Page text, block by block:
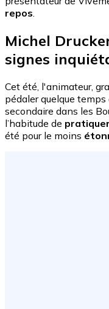
repos.
Michel
signes
Cet été, l'animateur,
pédaler quelque
secondaire dans les
l’habitude de
été pour le moins